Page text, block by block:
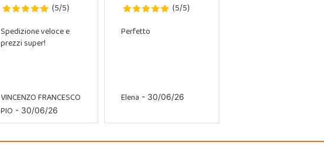
(5/5)
Spedizione veloce e
prezzi super!
VINCENZO FRANCESCO
PIO - 30/06/26
(5/5)
Perfetto
Elena - 30/06/26